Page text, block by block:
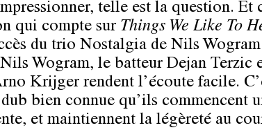
telle est la question. Et
qui compte sur Things We Like To
du trio Nostalgia de Nils
Wogram, le batteur Dejan Terzic
Krijger rendent l’écoute facile.
bien connue qu’ils commencent
et maintiennent la légèreté au